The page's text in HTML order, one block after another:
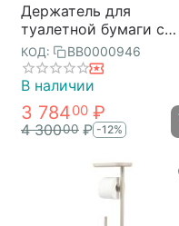
Держатель для
туалетной бумаги с
полочкой Slim, светло-
серый, Bergenson Bjorn
Bath
КОД: BB0000946
В наличии
3 78400 ₽
4 30000 ₽ -12%